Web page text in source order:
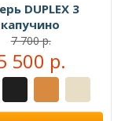
DUPLEX 3
капучино
7 700 р.
500 р.